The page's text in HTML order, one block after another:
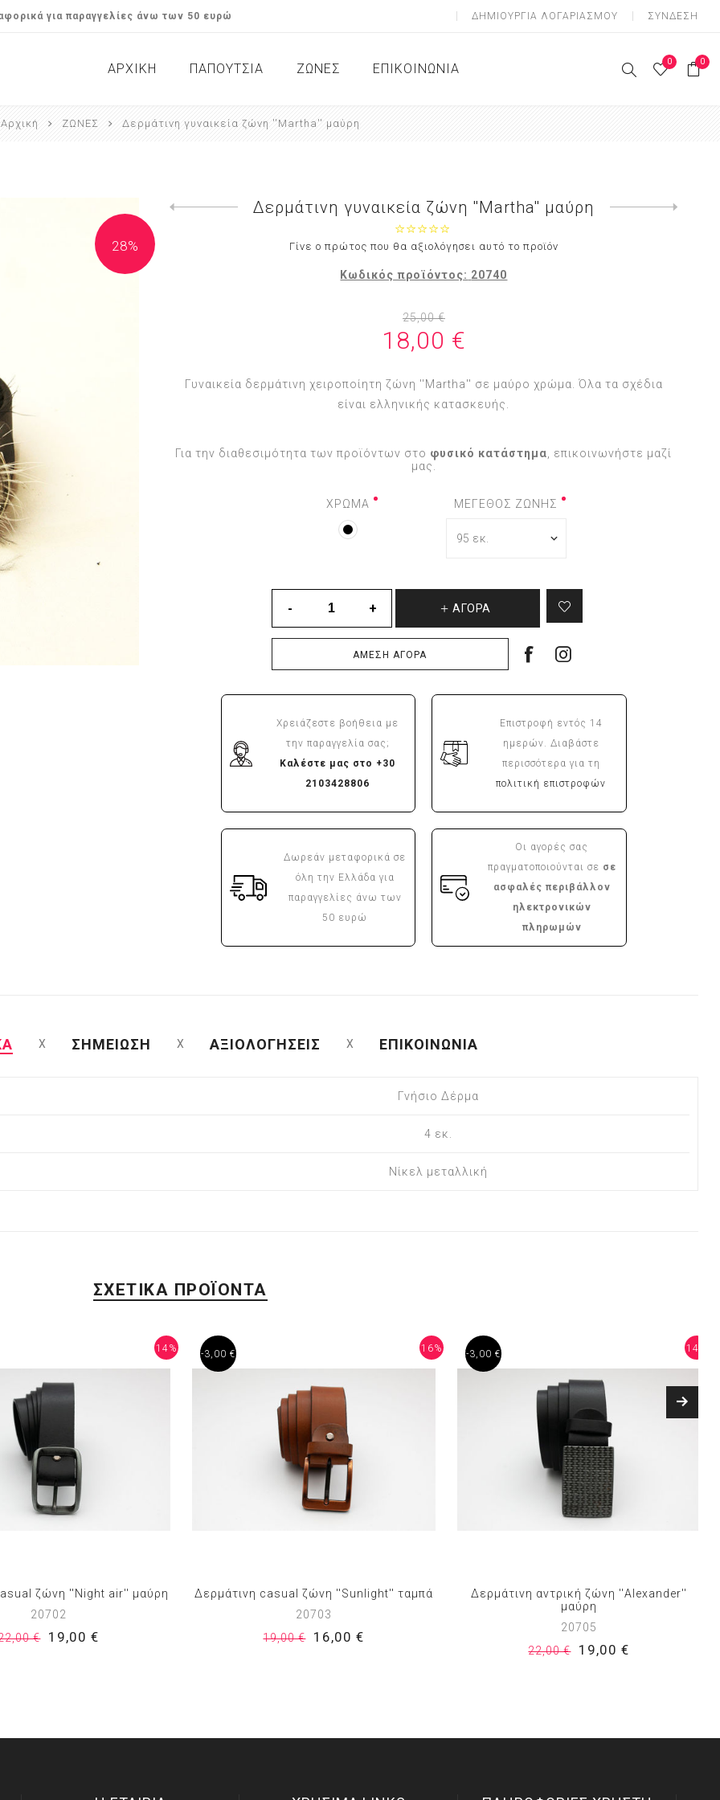
για παραγγελίες άνω των 50 ευρώ ΔΗΜΙOΥΡΓΊΑ ΛΟΓΑΡΙΑΣΜΟΎ ΣΎΝΔΕΣΗ
ΑΡΧΙΚΉ ΠΑΠΟΥΤΣΙΑ
Σανδάλια / Flats
ΖΩΝΕΣ
Γυναικείες Ζώνες
ΕΠΙΚΟΙΝΩΝΊΑ 0 0
Αρχική ΖΩΝΕΣ Δερμάτινη γυναικεία ζώνη ''Martha'' μαύρη
28%
Δερμάτινη γυναικεία ζώνη ''Martha'' μαύρη
Γίνε ο πρώτος που θα αξιολόγησει αυτό το προϊόν
Κωδικός προϊόντος: 20740
25,00 €
18,00 €
Γυναικεία δερμάτινη χειροποίητη ζώνη ''Martha'' σε μαύρο χρώμα. Όλα τα σχέδια
είναι ελληνικής κατασκευής.
Για την διαθεσιμότητα των προϊόντων στο φυσικό κατάστημα , επικοινωνήστε μαζί
μας.
ΧΡΩΜΑ ΜΕΓΕΘΟΣ ΖΩΝΗΣ
ΑΓΟΡΆ
ΆΜΕΣΗ ΑΓΟΡΆ
Χρειάζεστε βοήθεια με
την παραγγελία σας;
Καλέστε μας στο +30
2103428806
Επιστροφή εντός 14
ημερών. Διαβάστε
περισσότερα για τη
πολιτική επιστροφών
Δωρεάν μεταφορικά σε
όλη την Ελλάδα για
παραγγελίες άνω των
50 ευρώ
Οι αγορές σας
πραγματοποιούνται σε σε
ασφαλές περιβάλλον
ηλεκτρονικών
πληρωμών
ΣΗΜΕΙΩΣΗ ΑΞΙΟΛΟΓΗΣΕΙΣ ΕΠΙΚΟΙΝΩΝΙΑ
Γνήσιο Δέρμα
4 εκ.
Νίκελ μεταλλική
ΣΧΕΤΙΚΑ ΠΡΟΪΟΝΤΑ
14%
ζώνη ''Night air'' μαύρη
20702
€
19,00 €
16%
-3,00 €
Δερμάτινη casual ζώνη ''Sunlight'' ταμπά
20703
19,00 €
16,00 €
14%
-3,00 €
Δερμάτινη αντρική ζώνη ''Alexander''
μαύρη
20705
22,00 €
19,00 €